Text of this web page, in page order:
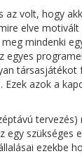
az volt, hogy
elve
mindenki
egyes
társasjátékot
Ezek azok a
egy szükséges
ezekbe